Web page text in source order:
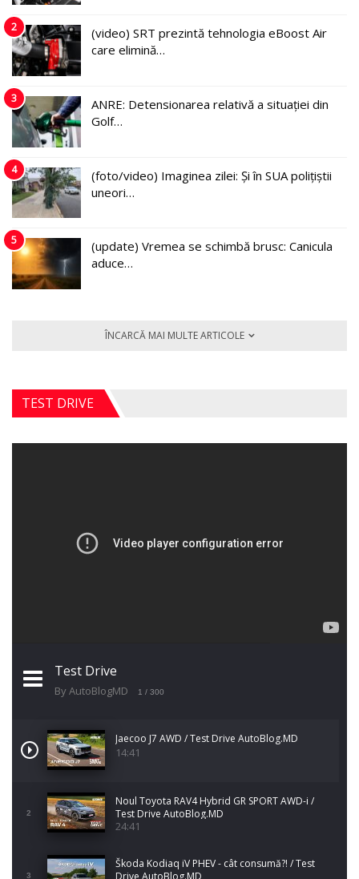
2
(video) SRT prezintă tehnologia eBoost Air
care elimină…
3
ANRE: Detensionarea relativă a situației din
Golf…
4
(foto/video) Imaginea zilei: Și în SUA polițiștii
uneori…
5
(update) Vremea se schimbă brusc: Canicula
aduce…
ÎNCARCĂ MAI MULTE ARTICOLE
TEST DRIVE
Test Drive
By AutoBlogMD 1 / 300
Jaecoo J7 AWD / Test Drive AutoBlog.MD
14:41
2
Noul Toyota RAV4 Hybrid GR SPORT AWD-i /
Test Drive AutoBlog.MD
24:41
3
Škoda Kodiaq iV PHEV - cât consumă?! / Test
Drive AutoBlog.MD